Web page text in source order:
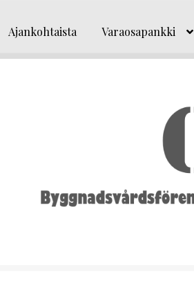
navigointiin
sisältöön
Ajankohtaista Varaosapankki